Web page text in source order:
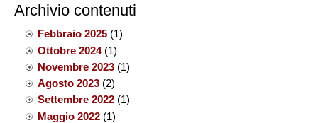
Archivio contenuti
Febbraio 2025(1)
Ottobre 2024(1)
Novembre 2023(1)
Agosto 2023(2)
Settembre 2022(1)
Maggio 2022(1)